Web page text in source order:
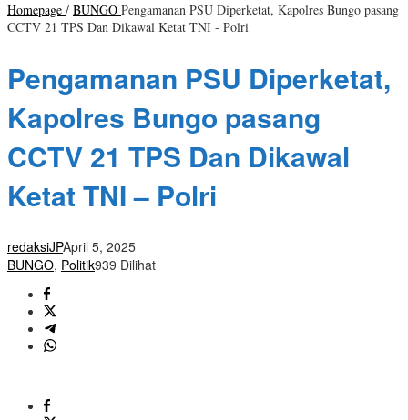
Homepage / BUNGO Pengamanan PSU Diperketat, Kapolres Bungo pasang
CCTV 21 TPS Dan Dikawal Ketat TNI - Polri
Pengamanan PSU Diperketat,
Kapolres Bungo pasang
CCTV 21 TPS Dan Dikawal
Ketat TNI – Polri
redaksiJPApril 5, 2025
BUNGO, Politik939 Dilihat